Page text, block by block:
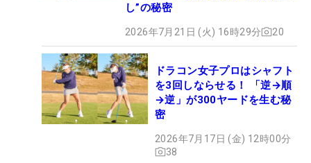
し”の秘密
2026年7月21日 (火) 16時29分 20
ドラコン女子プロはシャフト
を3回しならせる！ 「逆→順
→逆」が300ヤードを生む秘
密
2026年7月17日 (金) 12時00分
38